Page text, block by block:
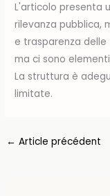
L'articolo presenta
rilevanza pubblica,
e trasparenza
ma ci sono
La struttura è
limitate.
← Article précédent